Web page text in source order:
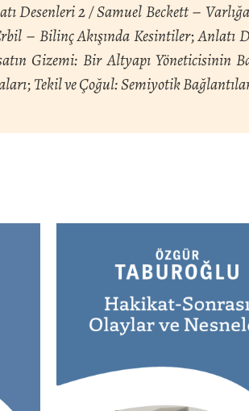
Desenleri 2 / Samuel Beckett–
– Bilinç Akışında Kesintiler;Anlatı
Gizemi: Bir Altyapı Yöneticisinin
;Tekil ve Çoğul: Semiyotik